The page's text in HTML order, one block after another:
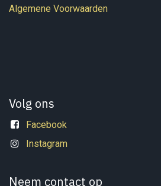
Algemene Voorwaarden
Volg ons
Facebook
Instagram
Neem contact op